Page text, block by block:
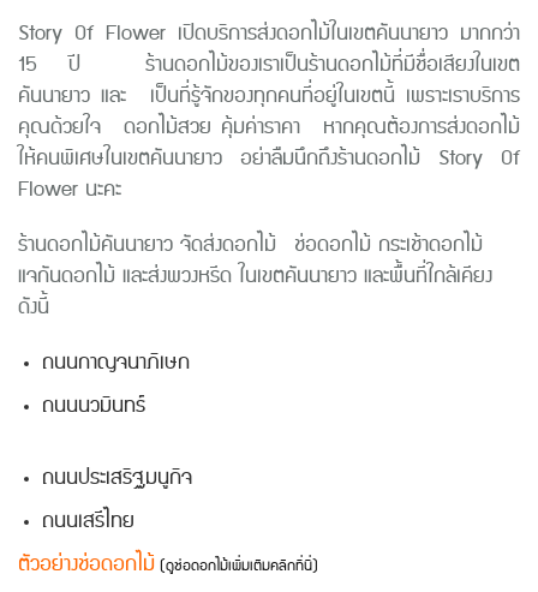
Story Of Flower เปิดบริการส่งดอกไม้ในเขตคันนายาว มากกว่า
15 ปี ร้านดอกไม้ของเราเป็นร้านดอกไม้ที่มีชื่อเสียงในเขต
คันนายาว และ เป็นที่รู้จักของทุกคนที่อยู่ในเขตนี้ เพราะเราบริการ
คุณด้วยใจ ดอกไม้สวย คุ้มค่าราคา หากคุณต้องการส่งดอกไม้
ให้คนพิเศษในเขตคันนายาว อย่าลืมนึกถึงร้านดอกไม้ Story Of
Flower นะคะ
ร้านดอกไม้คันนายาว จัดส่งดอกไม้ ช่อดอกไม้ กระเช้าดอกไม้
แจกันดอกไม้ และส่งพวงหรีด ในเขตคันนายาว และพื้นที่ใกล้เคียง
ดังนี้
ถนนกาญจนาภิเษก
ถนนนวมินทร์
ถนนประเสริฐมนูกิจ
ถนนเสรีไทย
ตัวอย่างช่อดอกไม้(ดูช่อดอกไม้เพิ่มเติมคลิกที่นี่)